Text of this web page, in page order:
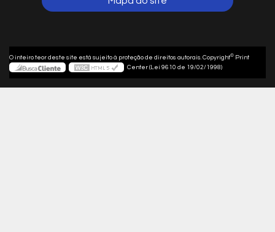
O inteiro teor deste site está sujeito à proteção de direitos autorais. Copyright© Print
Center (Lei 9610 de 19/02/1998)